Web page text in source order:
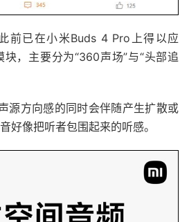
前已在小米Buds 4 Pro上得以应
，主要分为“360声场”与“头部追
源方向感的同时会伴随产生扩散或
好像把听者包围起来的听感。